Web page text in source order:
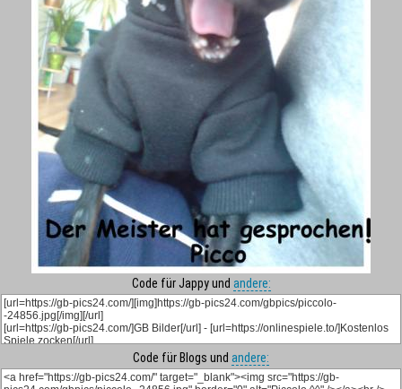
Code für Jappy und andere:
Code für Blogs und andere: